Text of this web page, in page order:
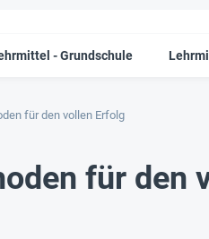
- Grundschule
für den vollen Erfolg
für den